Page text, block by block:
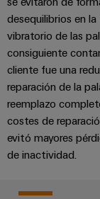
para
los
de
la
fabricación
de
cuadros
eléctricos
para
circuito
impreso
de
(OEM)
de
y
de
energía
desequilibrios en
vibratorio de las
consiguiente
cliente fue una
reparación de la
reemplazo
costes de
evitó mayores
de inactividad.